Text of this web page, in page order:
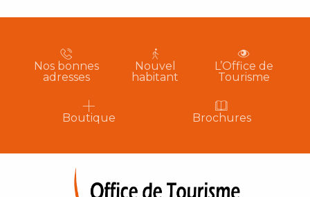
Nos bonnes
adresses
Nouvel
habitant
L’Office de
Tourisme
Boutique Brochures